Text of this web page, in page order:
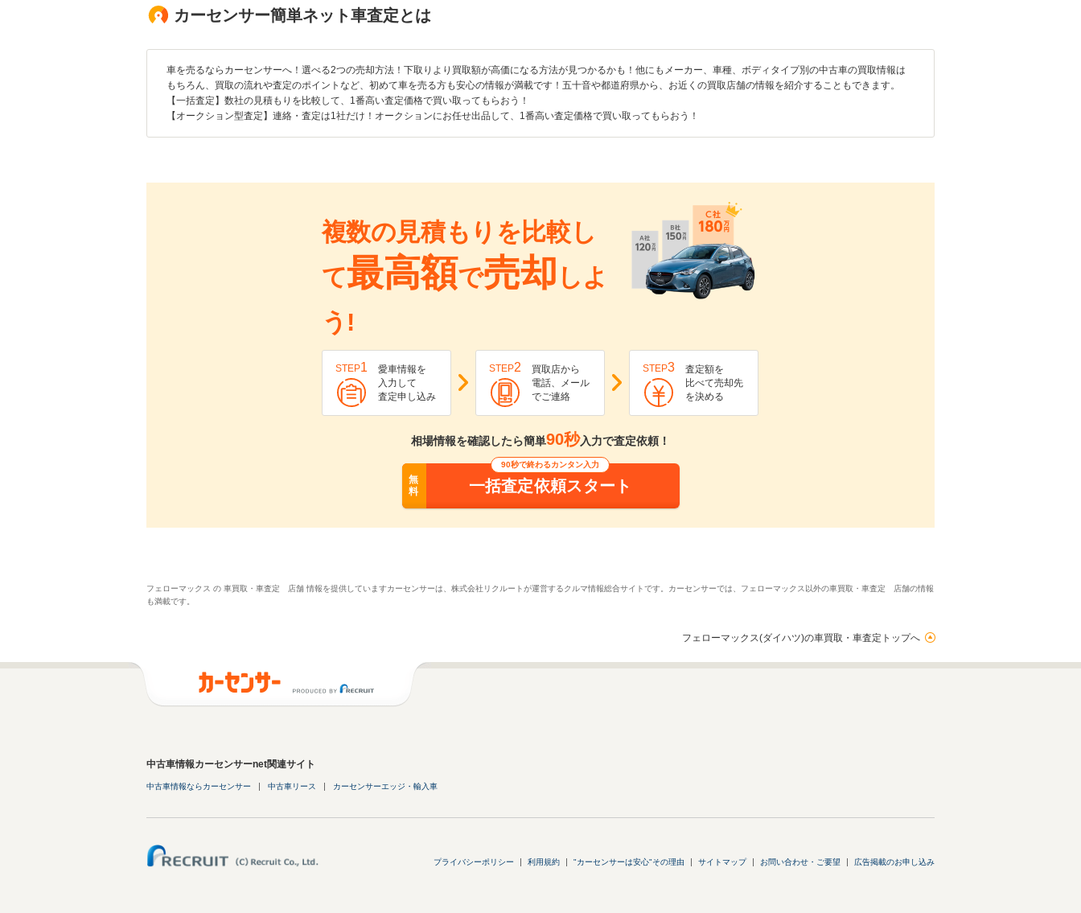
カーセンサー簡単ネット車査定とは
車を売るならカーセンサーへ！選べる2つの売却方法！下取りより買取額が高価になる方法が見つかるかも！他にもメーカー、車種、ボディタイプ別の中古車の買取情報は
もちろん、買取の流れや査定のポイントなど、初めて車を売る方も安心の情報が満載です！五十音や都道府県から、お近くの買取店舗の情報を紹介することもできます。
【一括査定】数社の見積もりを比較して、1番高い査定価格で買い取ってもらおう！
【オークション型査定】連絡・査定は1社だけ！オークションにお任せ出品して、1番高い査定価格で買い取ってもらおう！
複数の見積もりを比較し
て最高額で売却 しよ
う!
STEP1
愛車情報を
入力して
査定申し込み
STEP2
買取店から
電話、メール
でご連絡
STEP3
査定額を
比べて売却先
を決める
相場情報を確認したら簡単90秒入力で査定依頼！
無
料
90秒で終わるカンタン入力
一括査定依頼スタート
フェローマックス の 車買取・車査定 店舗 情報を提供していますカーセンサーは、株式会社リクルートが運営するクルマ情報総合サイトです。カーセンサーでは、フェローマックス以外の車買取・車査定 店舗の情報
も満載です。
フェローマックス(ダイハツ)の車買取・車査定トップへ
中古車情報カーセンサーnet関連サイト
中古車情報ならカーセンサー 中古車リース カーセンサーエッジ・輸入車
プライバシーポリシー 利用規約 "カーセンサーは安心"その理由 サイトマップ お問い合わせ・ご要望 広告掲載のお申し込み